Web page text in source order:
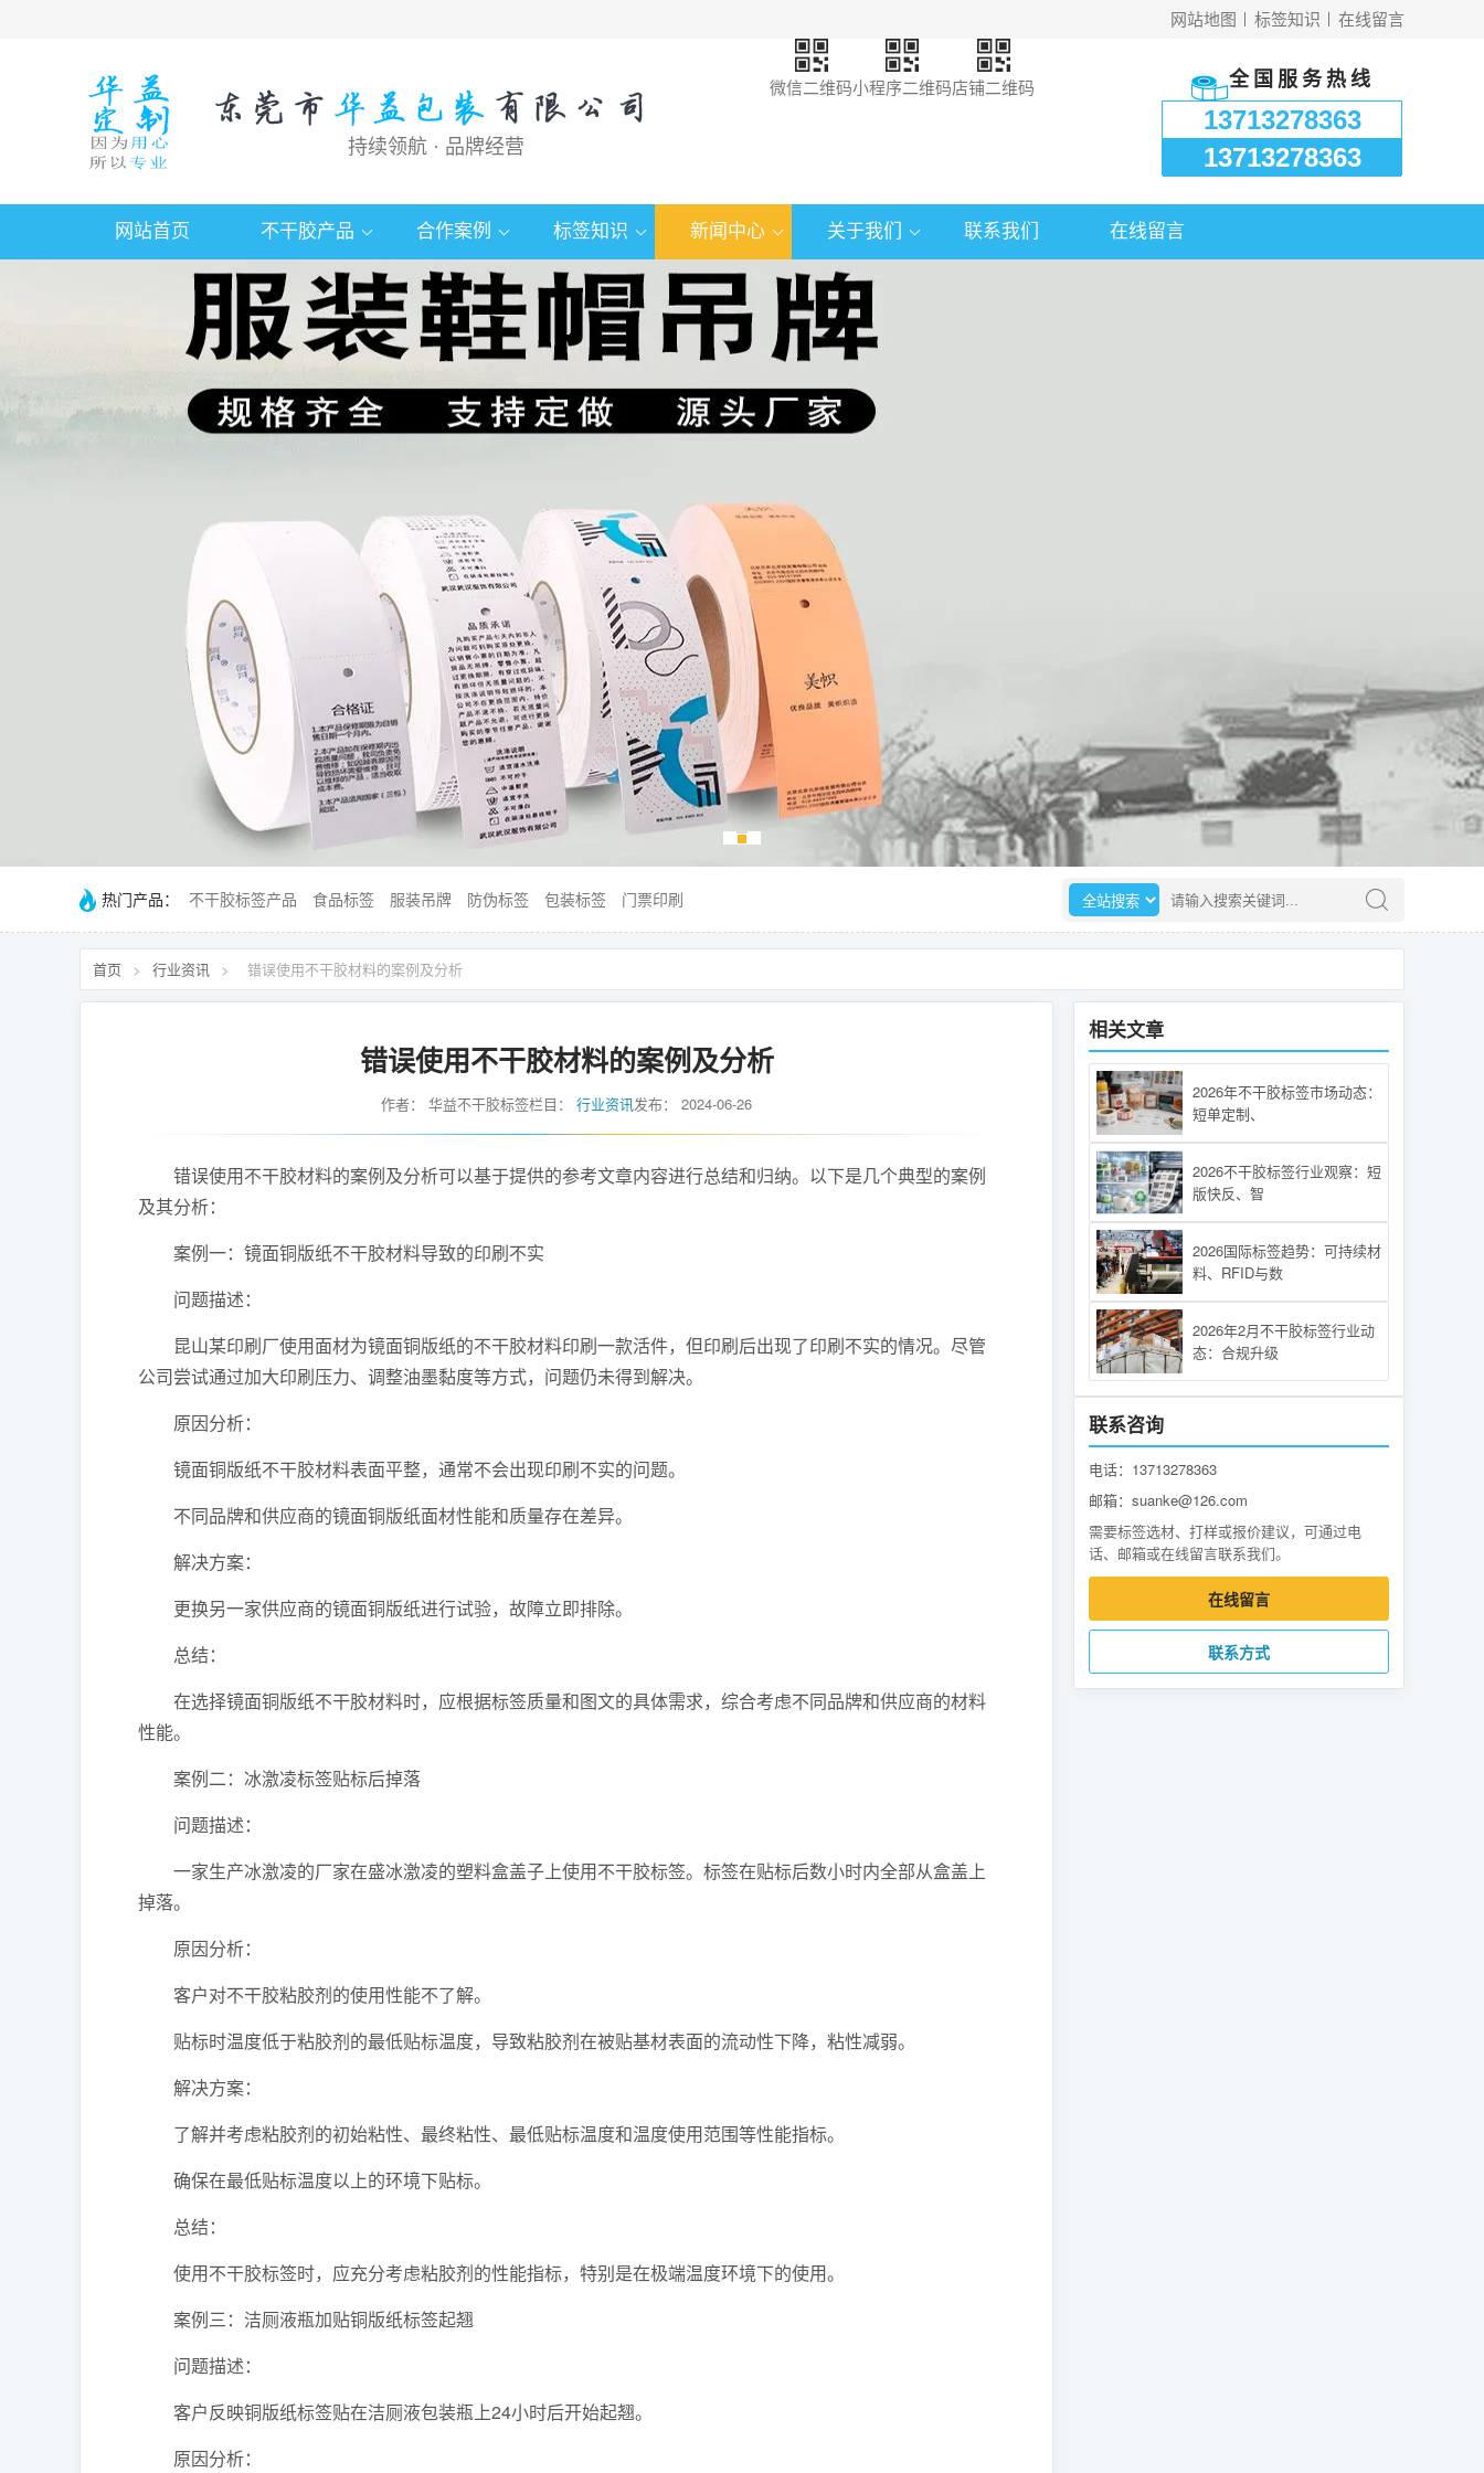
在线留言
标签知识
网站地图
持续领航 · 品牌经营
微信二维码小程序二维码店铺二维码 全国服务热线
13713278363
13713278363
网站首页 不干胶产品 合作案例 标签知识 新闻中心 关于我们 联系我们 在线留言
选择搜索范围 请输入搜索关键词
热门产品： 不干胶标签产品 食品标签 服装吊牌 防伪标签 包装标签 门票印刷
首页 > 行业资讯 > 错误使用不干胶材料的案例及分析
错误使用不干胶材料的案例及分析
作者： 华益不干胶标签栏目： 行业资讯发布： 2024-06-26
错误使用不干胶材料的案例及分析可以基于提供的参考文章内容进行总结和归纳。以下是几个典型的案例
及其分析：
案例一：镜面铜版纸不干胶材料导致的印刷不实
问题描述：
昆山某印刷厂使用面材为镜面铜版纸的不干胶材料印刷一款活件，但印刷后出现了印刷不实的情况。尽管
公司尝试通过加大印刷压力、调整油墨黏度等方式，问题仍未得到解决。
原因分析：
镜面铜版纸不干胶材料表面平整，通常不会出现印刷不实的问题。
不同品牌和供应商的镜面铜版纸面材性能和质量存在差异。
解决方案：
更换另一家供应商的镜面铜版纸进行试验，故障立即排除。
总结：
在选择镜面铜版纸不干胶材料时，应根据标签质量和图文的具体需求，综合考虑不同品牌和供应商的材料
性能。
案例二：冰激凌标签贴标后掉落
问题描述：
一家生产冰激凌的厂家在盛冰激凌的塑料盒盖子上使用不干胶标签。标签在贴标后数小时内全部从盒盖上
掉落。
原因分析：
客户对不干胶粘胶剂的使用性能不了解。
贴标时温度低于粘胶剂的最低贴标温度，导致粘胶剂在被贴基材表面的流动性下降，粘性减弱。
解决方案：
了解并考虑粘胶剂的初始粘性、最终粘性、最低贴标温度和温度使用范围等性能指标。
确保在最低贴标温度以上的环境下贴标。
总结：
使用不干胶标签时，应充分考虑粘胶剂的性能指标，特别是在极端温度环境下的使用。
案例三：洁厕液瓶加贴铜版纸标签起翘
问题描述：
客户反映铜版纸标签贴在洁厕液包装瓶上24小时后开始起翘。
原因分析：
相关文章
2026年不干胶标签市场动态：
短单定制、
2026不干胶标签行业观察：短
版快反、智
2026国际标签趋势：可持续材
料、RFID与数
2026年2月不干胶标签行业动
态：合规升级
联系咨询
电话：13713278363
邮箱：suanke@126.com
需要标签选材、打样或报价建议，可通过电
话、邮箱或在线留言联系我们。
在线留言
联系方式